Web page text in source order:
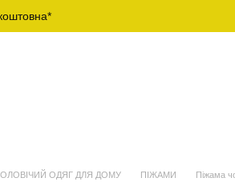
ОДЯГ ДЛЯ ДОМУ ПІЖАМИ Піжама